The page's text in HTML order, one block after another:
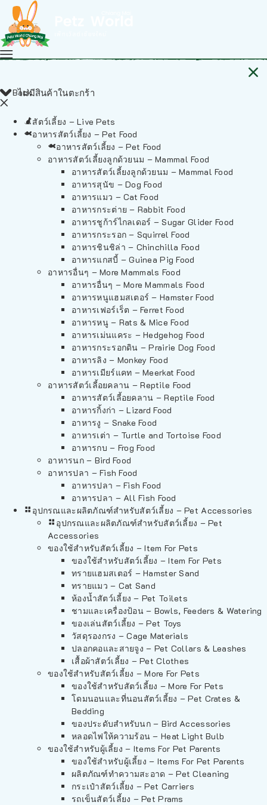
ไม่มีสินค้าในตะกร้า
Back
สัตว์เลี้ยง – Live Pets
อาหารสัตว์เลี้ยง – Pet Food
อาหารสัตว์เลี้ยง – Pet Food
อาหารสัตว์เลี้ยงลูกด้วยนม – Mammal Food
อาหารสัตว์เลี้ยงลูกด้วยนม – Mammal Food
อาหารสุนัข – Dog Food
อาหารแมว – Cat Food
อาหารกระต่าย – Rabbit Food
อาหารชูก้าร์ไกลเดอร์ – Sugar Glider Food
อาหารกระรอก – Squirrel Food
อาหารชินชิล่า – Chinchilla Food
อาหารแกสบี้ – Guinea Pig Food
อาหารอื่นๆ – More Mammals Food
อาหารอื่นๆ – More Mammals Food
อาหารหนูแฮมสเตอร์ – Hamster Food
อาหารเฟอร์เร็ต – Ferret Food
อาหารหนู – Rats & Mice Food
อาหารเม่นแคระ – Hedgehog Food
อาหารกระรอกดิน – Prairie Dog Food
อาหารลิง – Monkey Food
อาหารเมียร์แคท – Meerkat Food
อาหารสัตว์เลี้อยคลาน – Reptile Food
อาหารสัตว์เลี้อยคลาน – Reptile Food
อาหารกิ้งก่า – Lizard Food
อาหารงู – Snake Food
อาหารเต่า – Turtle and Tortoise Food
อาหารกบ – Frog Food
อาหารนก – Bird Food
อาหารปลา – Fish Food
อาหารปลา – Fish Food
อาหารปลา – All Fish Food
อุปกรณและผลิตภัณฑ์สำหรับสัตว์เลี้ยง – Pet Accessories
อุปกรณและผลิตภัณฑ์สำหรับสัตว์เลี้ยง – Pet
Accessories
ของใช้สำหรับสัตว์เลี้ยง – Item For Pets
ของใช้สำหรับสัตว์เลี้ยง – Item For Pets
ทรายแฮมสเตอร์ – Hamster Sand
ทรายแมว – Cat Sand
ห้องน้ำสัตว์เลี้ยง – Pet Toilets
ชามและเครื่องป้อน – Bowls, Feeders & Watering
ของเล่นสัตว์เลี้ยง – Pet Toys
วัสดุรองกรง – Cage Materials
ปลอกคอและสายจูง – Pet Collars & Leashes
เสื้อผ้าสัตว์เลี้ยง – Pet Clothes
ของใช้สำหรับสัตว์เลี้ยง – More For Pets
ของใช้สำหรับสัตว์เลี้ยง – More For Pets
โดมนอนและที่นอนสัตว์เลี้ยง – Pet Crates &
Bedding
ของประดับสำหรับนก – Bird Accessories
หลอดไฟให้ความร้อน – Heat Light Bulb
ของใช้สำหรับผู้เลี้ยง – Items For Pet Parents
ของใช้สำหรับผู้เลี้ยง – Items For Pet Parents
ผลิตภัณฑ์ทำความสะอาด – Pet Cleaning
กระเป๋าสัตว์เลี้ยง – Pet Carriers
รถเข็นสัตว์เลี้ยง – Pet Prams